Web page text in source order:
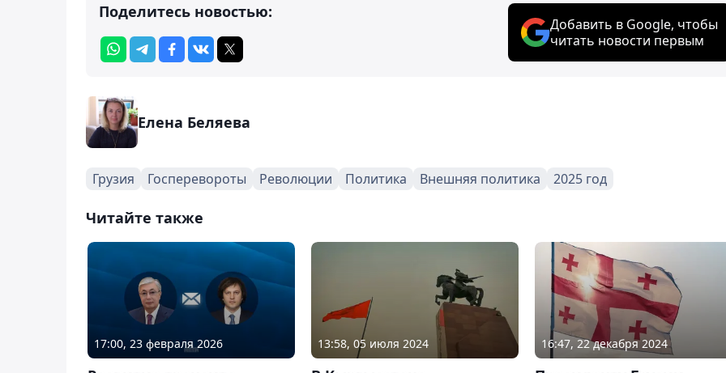
Поделитесь новостью:
Добавить в Google, чтобы
читать новости первым
Елена Беляева
Грузия Госперевороты Революции Политика Внешняя политика 2025 год
Читайте также
17:00, 23 февраля 2026 13:58, 05 июля 2024 16:47, 22 декабря 2024